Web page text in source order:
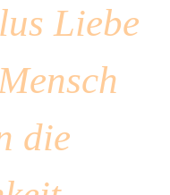
Liebe
die